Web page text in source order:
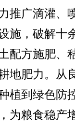
推广滴灌、
施，破解十
配方施肥、
地肥力。从
植到绿色防
为粮食稳产